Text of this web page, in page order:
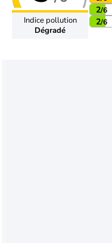
Indice pollution
Dégradé
2/6
2/6